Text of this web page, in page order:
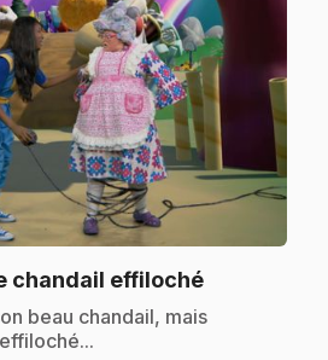
chandail effiloché.
beau chandail, mais